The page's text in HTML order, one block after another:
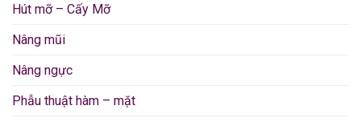
Hút mỡ – Cấy Mỡ
Nâng mũi
Nâng ngực
Phẫu thuật hàm – mặt